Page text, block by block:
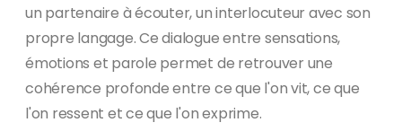
un partenaire à écouter, un interlocuteur avec son
propre langage. Ce dialogue entre sensations,
émotions et parole permet de retrouver une
cohérence profonde entre ce que l'on vit, ce que
l'on ressent et ce que l'on exprime.